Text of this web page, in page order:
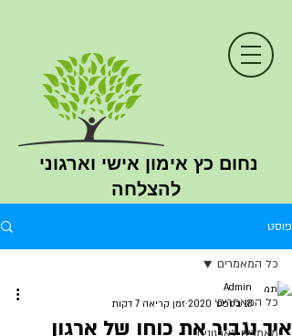
נחום כץ אימון אישי וארגוני
להצלחה
פוסט
כל המאמרים
כל המאמרים
איך נגביר את כוחו של ארגון
Admin
18 בספט׳ 2020
זמן קריאה 7 דקות